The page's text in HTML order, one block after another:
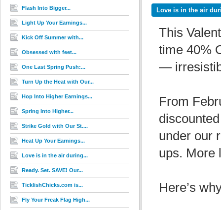
Flash Into Bigger...
Light Up Your Earnings...
Kick Off Summer with...
Obsessed with feet...
One Last Spring Push:...
Turn Up the Heat with Our...
Hop Into Higher Earnings...
Spring Into Higher...
Strike Gold with Our St....
Heat Up Your Earnings...
Love is in the air during...
Ready. Set. SAVE! Our...
TicklishChicks.com is...
Fly Your Freak Flag High...
Love is in the air
This
time 40%
—
From
under our
ups. More
Here’s